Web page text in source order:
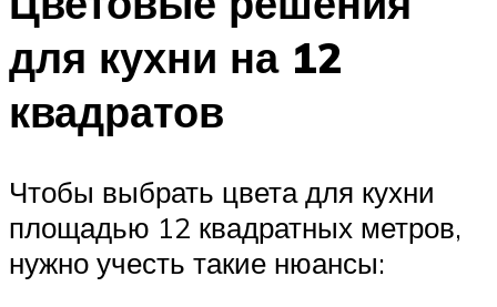
для кухни на 12
квадратов
Чтобы выбрать цвета для кухни
площадью 12 квадратных метров,
нужно учесть такие нюансы: